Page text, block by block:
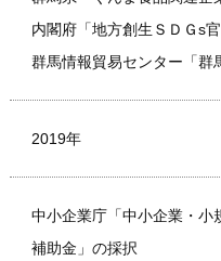
内閣府「地方創生ＳＤＧs
群馬情報貿易センター「群
2019年
中小企業庁「中小企業・小
補助金」の採択